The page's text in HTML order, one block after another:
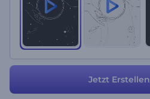
Jetzt Erstellen